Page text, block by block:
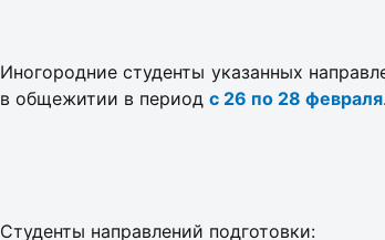
Иногородние студенты указанных
в общежитии в период с 26 по 28 февраля.
Студенты направлений подготовки: